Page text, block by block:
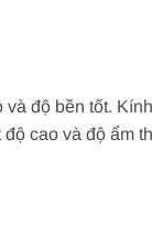
độ bền tốt.
cao và độ ẩm